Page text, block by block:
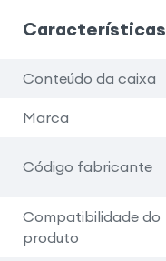
Características
Conteúdo da caixa
Marca
Código fabricante
Compatibilidade do
produto